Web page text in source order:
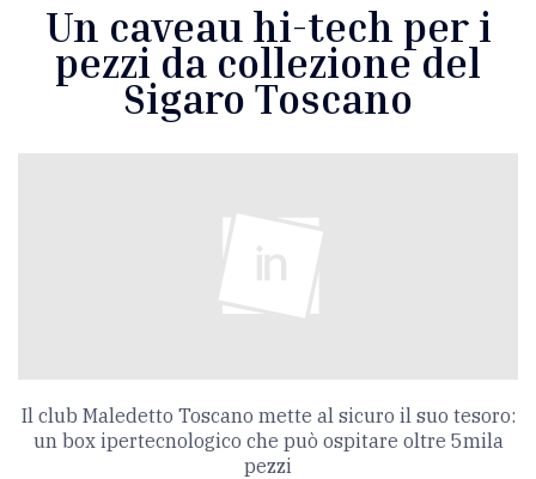
Un caveau hi-tech per i
pezzi da collezione del
Sigaro Toscano
Il club Maledetto Toscano mette al sicuro il suo tesoro:
un box ipertecnologico che può ospitare oltre 5mila
pezzi